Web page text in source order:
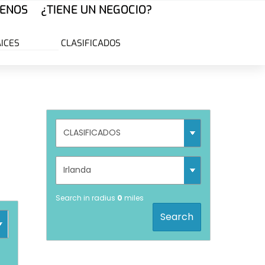
¿TIENE UN NEGOCIO?
CLASIFICADOS
Search in radius 0 miles
Search